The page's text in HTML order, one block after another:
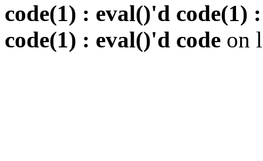
code(1) : eval()'d code(1)
code(1) : eval()'d code on